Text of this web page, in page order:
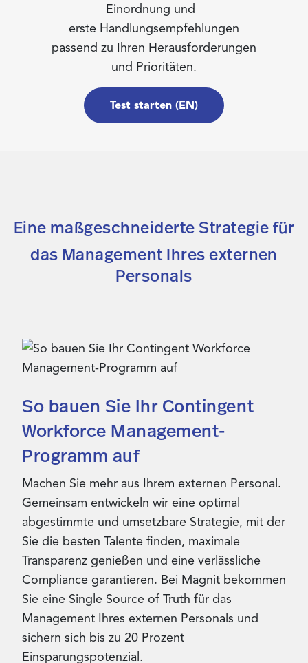
Einordnung und
erste Handlungsempfehlungen
passend zu Ihren Herausforderungen
und Prioritäten.
Test starten (EN)
Eine maßgeschneiderte Strategie für
das Management Ihres externen
Personals​
So bauen Sie Ihr Contingent
Workforce Management-
Programm auf
Machen Sie mehr aus Ihrem externen Personal.
Gemeinsam entwickeln wir eine optimal
abgestimmte und umsetzbare Strategie, mit der
Sie die besten Talente finden, maximale
Transparenz genießen und eine verlässliche
Compliance garantieren. Bei Magnit bekommen
Sie eine Single Source of Truth für das
Management Ihres externen Personals und
sichern sich bis zu 20 Prozent
Einsparungspotenzial.